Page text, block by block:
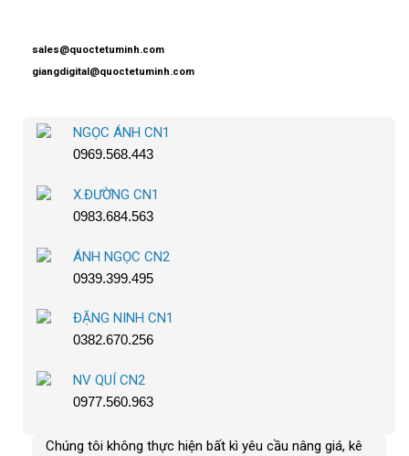
sales@quoctetuminh.com
giangdigital@quoctetuminh.com
NGỌC ÁNH CN1
0969.568.443
X.ĐƯỜNG CN1
0983.684.563
ÁNH NGỌC CN2
0939.399.495
ĐẶNG NINH CN1
0382.670.256
NV QUÍ CN2
0977.560.963
Chúng tôi không thực hiện bất kì yêu cầu nâng giá, kê